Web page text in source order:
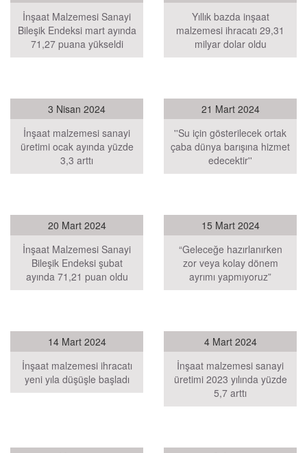
İnşaat Malzemesi Sanayi
Bileşik Endeksi mart ayında
71,27 puana yükseldi
Yıllık bazda inşaat
malzemesi ihracatı 29,31
milyar dolar oldu
3 Nisan 2024
İnşaat malzemesi sanayi
üretimi ocak ayında yüzde
3,3 arttı
21 Mart 2024
''Su için gösterilecek ortak
çaba dünya barışına hizmet
edecektir''
20 Mart 2024
İnşaat Malzemesi Sanayi
Bileşik Endeksi şubat
ayında 71,21 puan oldu
15 Mart 2024
“Geleceğe hazırlanırken
zor veya kolay dönem
ayrımı yapmıyoruz”
14 Mart 2024
İnşaat malzemesi ihracatı
yeni yıla düşüşle başladı
4 Mart 2024
İnşaat malzemesi sanayi
üretimi 2023 yılında yüzde
5,7 arttı